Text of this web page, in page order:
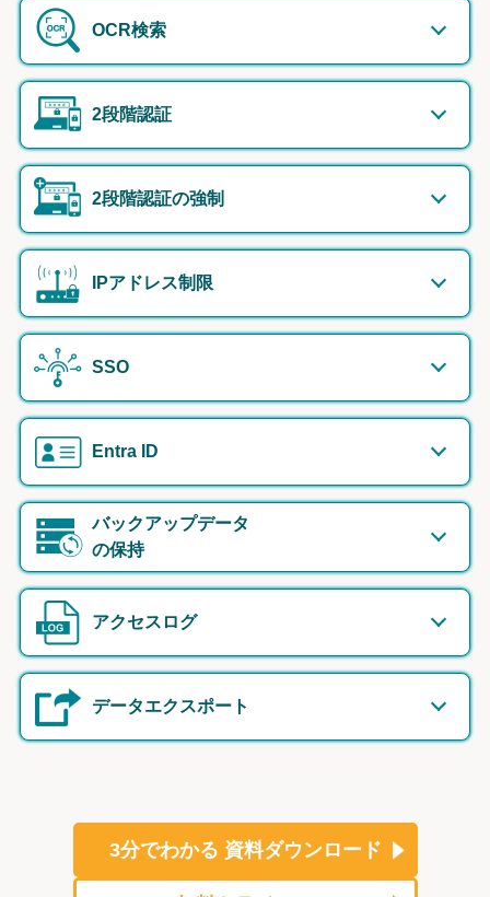
OCR検索
2段階認証
2段階認証の強制
IPアドレス制限
SSO
Entra ID
バックアップデータ
の保持
アクセスログ
データエクスポート
3分でわかる 資料ダウンロード